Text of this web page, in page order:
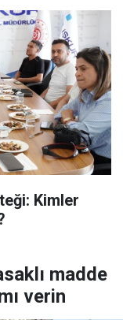
Kimler
madde
verin